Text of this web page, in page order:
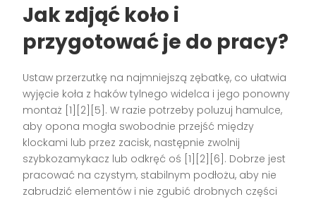
Jak zdjąć koło i
przygotować je do pracy?
Ustaw przerzutkę na najmniejszą zębatkę, co ułatwia
wyjęcie koła z haków tylnego widelca i jego ponowny
montaż [1][2][5]. W razie potrzeby poluzuj hamulce,
aby opona mogła swobodnie przejść między
klockami lub przez zacisk, następnie zwolnij
szybkozamykacz lub odkręć oś [1][2][6]. Dobrze jest
pracować na czystym, stabilnym podłożu, aby nie
zabrudzić elementów i nie zgubić drobnych części